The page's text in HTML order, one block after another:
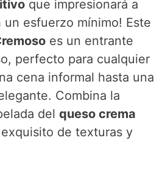
que impresionará a
esfuerzo mínimo! Este
es un entrante
perfecto para cualquier
cena informal hasta una
Combina la
delqueso crema
de texturas y